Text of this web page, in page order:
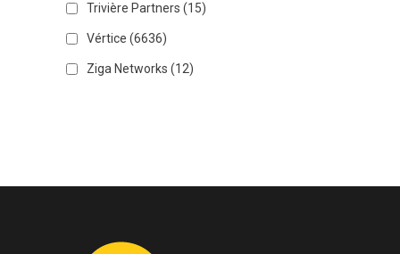
Trivière Partners (15)
Vértice (6636)
Ziga Networks (12)